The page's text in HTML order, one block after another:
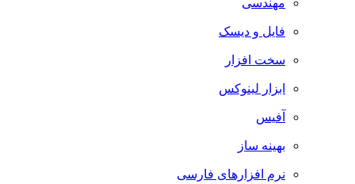
مهندسی
فایل و دیسک
سخت افزار
ابزار لینوکس
آفیس
بهینه ساز
نرم افزارهای فارسی